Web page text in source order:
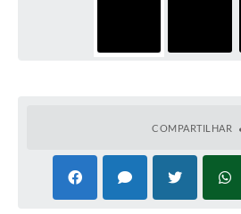
COMPARTILHAR